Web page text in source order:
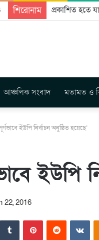
শিরোনাম প্রকাশিত হতে
আঞ্চলিক সংবাদ মতামত ও
ইউপি নির্বাচন অনুষ্ঠিত হয়েছে’
ইউপি
22, 2016